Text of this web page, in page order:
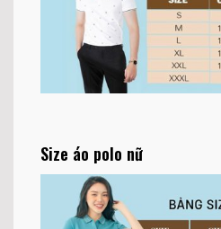
Size áo polo nữ